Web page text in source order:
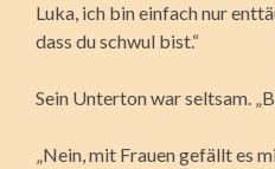
Luka, ich bin einfach nur
dass du schwul bist.“
Sein Unterton war seltsam.
„Nein, mit Frauen gefällt es